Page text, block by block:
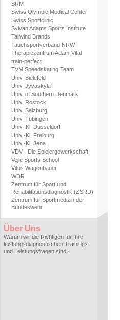
SRM
Swiss Olympic Medical Center
Swiss Sportclinic
Sylvan Adams Sports Institute
Tailwind Brands
Tauchsportverband NRW
Therapiezentrum Adam-Vital
train-perfect
TVM Speedskating Team
Univ. Bielefeld
Univ. Jyväskylä
Univ. of Southern Denmark
Univ. Rostock
Univ. Salzburg
Univ. Tübingen
Univ.-Kl. Düsseldorf
Univ.-Kl. Freiburg
Univ.-Kl. Jena
VDV - Die Spielergewerkschaft
Vejle Sports School
Vitus Wagenbauer
WDR
Zentrum für Sport und
Rehabilitationsdiagnostik (ZSRD)
Zentrum für Sportmedizin der
Bundeswehr
Über Uns
Warum wir die Richtigen für Ihre
leistungsdiagnostischen Trainings-
und Leistungsfragen sind.